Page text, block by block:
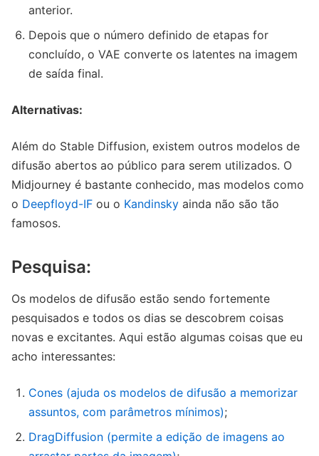
anterior.
Depois que o número definido de etapas for
concluído, o VAE converte os latentes na imagem
de saída final.
Alternativas:
Além do Stable Diffusion, existem outros modelos de
difusão abertos ao público para serem utilizados. O
Midjourney é bastante conhecido, mas modelos como
o Deepfloyd-IF ou o Kandinsky ainda não são tão
famosos.
Pesquisa:
Os modelos de difusão estão sendo fortemente
pesquisados ​​e todos os dias se descobrem coisas
novas e excitantes. Aqui estão algumas coisas que eu
acho interessantes:
Cones (ajuda os modelos de difusão a memorizar
assuntos, com parâmetros mínimos);
DragDiffusion (permite a edição de imagens ao